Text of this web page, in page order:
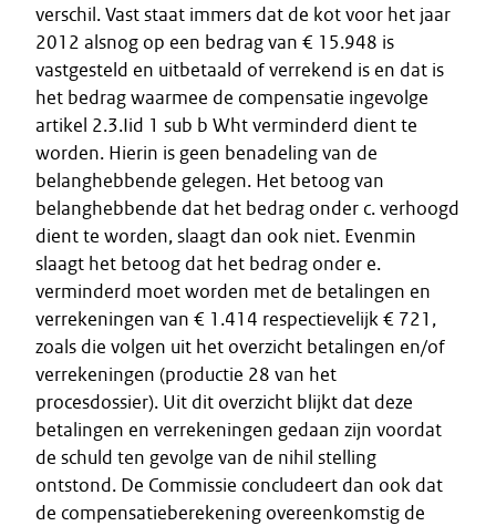
verschil. Vast staat immers dat de kot voor het jaar
2012 alsnog op een bedrag van € 15.948 is
vastgesteld en uitbetaald of verrekend is en dat is
het bedrag waarmee de compensatie ingevolge
artikel 2.3.Iid 1 sub b Wht verminderd dient te
worden. Hierin is geen benadeling van de
belanghebbende gelegen. Het betoog van
belanghebbende dat het bedrag onder c. verhoogd
dient te worden, slaagt dan ook niet. Evenmin
slaagt het betoog dat het bedrag onder e.
verminderd moet worden met de betalingen en
verrekeningen van € 1.414 respectievelijk € 721,
zoals die volgen uit het overzicht betalingen en/of
verrekeningen (productie 28 van het
procesdossier). Uit dit overzicht blijkt dat deze
betalingen en verrekeningen gedaan zijn voordat
de schuld ten gevolge van de nihil stelling
ontstond. De Commissie concludeert dan ook dat
de compensatieberekening overeenkomstig de